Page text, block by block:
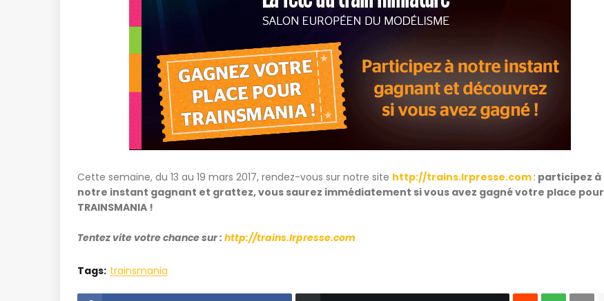
Cette semaine, du 13 au 19 mars 2017, rendez-vous sur notre site http://trains.lrpresse.com : participez à
notre instant gagnant et grattez, vous saurez immédiatement si vous avez gagné votre place pour
TRAINSMANIA !
Tentez vite votre chance sur : http://trains.lrpresse.com
Tags: trainsmania